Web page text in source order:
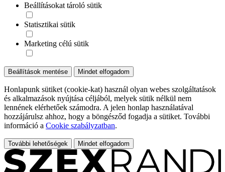
Beállításokat tároló sütik
Statisztikai sütik
Marketing célú sütik
Beállítások mentése Mindet elfogadom
Honlapunk sütiket (cookie-kat) használ olyan webes szolgáltatások
és alkalmazások nyújtása céljából, melyek sütik nélkül nem
lennének elérhetőek számodra. A jelen honlap használatával
hozzájárulsz ahhoz, hogy a böngésződ fogadja a sütiket. További
információ a Cookie szabályzatban.
További lehetőségek Mindet elfogadom